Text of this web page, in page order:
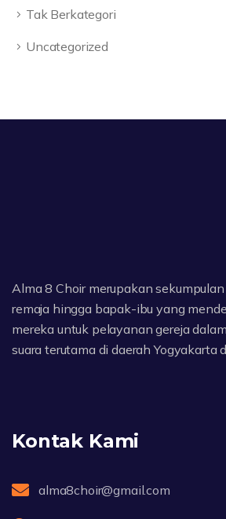
Tak Berkategori
Uncategorized
Alma 8 Choir merupakan
remaja hingga bapak-ibu yang
mereka untuk pelayanan gereja
suara terutama di daerah Yogyakarta
Kontak Kami
alma8choir@gmail.com